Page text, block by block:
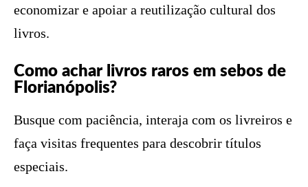
economizar e apoiar a reutilização cultural dos
livros.
Como achar livros raros em sebos de
Florianópolis?
Busque com paciência, interaja com os livreiros e
faça visitas frequentes para descobrir títulos
especiais.